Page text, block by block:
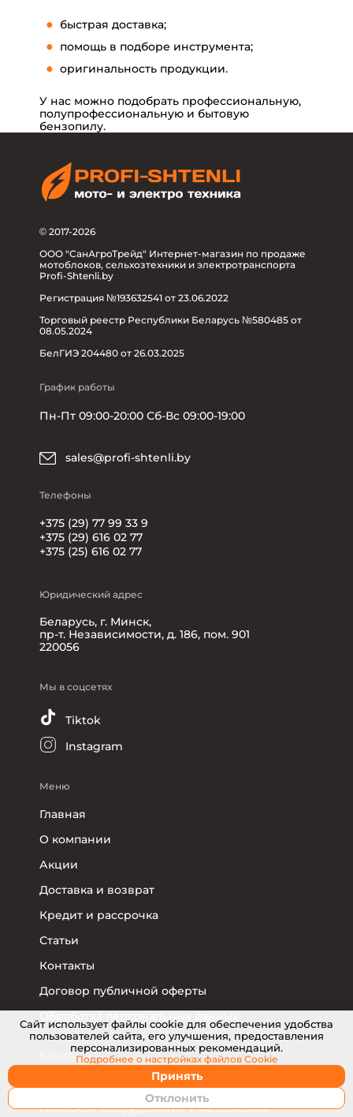
быстрая доставка;
помощь в подборе инструмента;
оригинальность продукции.
У нас можно подобрать профессиональную,
полупрофессиональную и бытовую
бензопилу.
© 2017-2026
ООО "СанАгроТрейд" Интернет-магазин по продаже
мотоблоков, сельхозтехники и электротранспорта
Profi-Shtenli.by
Регистрация №193632541 от 23.06.2022
Торговый реестр Республики Беларусь №580485 от
08.05.2024
БелГИЭ 204480 от 26.03.2025
График работы
Пн-Пт 09:00-20:00 Сб-Вс 09:00-19:00
sales@profi-shtenli.by
Телефоны
+375 (29) 77 99 33 9
+375 (29) 616 02 77
+375 (25) 616 02 77
Юридический адрес
Беларусь, г. Минск,
пр-т. Независимости, д. 186, пом. 901
220056
Мы в соцсетях
Tiktok
Instagram
Меню
Главная
О компании
Акции
Доставка и возврат
Кредит и рассрочка
Статьи
Контакты
Договор публичной оферты
Каталог
Навесное оборудование к мотоблокам
Cайт использует файлы cookie для обеспечения удобства
пользователей сайта, его улучшения, предоставления
персонализированных рекомендаций.
Принять
Отклонить
Подробнее о настройках файлов Cookie